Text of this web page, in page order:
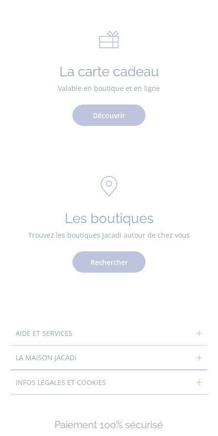
La carte cadeau
Valable en boutique et en ligne
Découvrir
Les boutiques
Trouvez les boutiques Jacadi autour de chez vous
Rechercher
AIDE ET SERVICES
LA MAISON JACADI
INFOS LÉGALES ET COOKIES
Paiement 100% sécurisé